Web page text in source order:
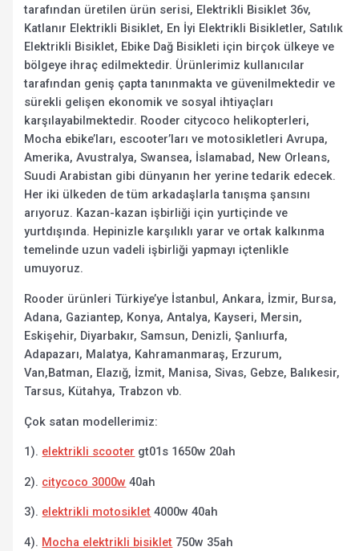
tarafından üretilen ürün serisi, Elektrikli Bisiklet 36v,
Katlanır Elektrikli Bisiklet, En İyi Elektrikli Bisikletler, Satılık
Elektrikli Bisiklet, Ebike Dağ Bisikleti için birçok ülkeye ve
bölgeye ihraç edilmektedir. Ürünlerimiz kullanıcılar
tarafından geniş çapta tanınmakta ve güvenilmektedir ve
sürekli gelişen ekonomik ve sosyal ihtiyaçları
karşılayabilmektedir. Rooder citycoco helikopterleri,
Mocha ebike’ları, escooter’ları ve motosikletleri Avrupa,
Amerika, Avustralya, Swansea, İslamabad, New Orleans,
Suudi Arabistan gibi dünyanın her yerine tedarik edecek.
Her iki ülkeden de tüm arkadaşlarla tanışma şansını
arıyoruz. Kazan-kazan işbirliği için yurtiçinde ve
yurtdışında. Hepinizle karşılıklı yarar ve ortak kalkınma
temelinde uzun vadeli işbirliği yapmayı içtenlikle
umuyoruz.
Rooder ürünleri Türkiye’ye İstanbul, Ankara, İzmir, Bursa,
Adana, Gaziantep, Konya, Antalya, Kayseri, Mersin,
Eskişehir, Diyarbakır, Samsun, Denizli, Şanlıurfa,
Adapazarı, Malatya, Kahramanmaraş, Erzurum,
Van,Batman, Elazığ, İzmit, Manisa, Sivas, Gebze, Balıkesir,
Tarsus, Kütahya, Trabzon vb.
Çok satan modellerimiz:
1). elektrikli scooter gt01s 1650w 20ah
2). citycoco 3000w 40ah
3). elektrikli motosiklet 4000w 40ah
4). Mocha elektrikli bisiklet 750w 35ah